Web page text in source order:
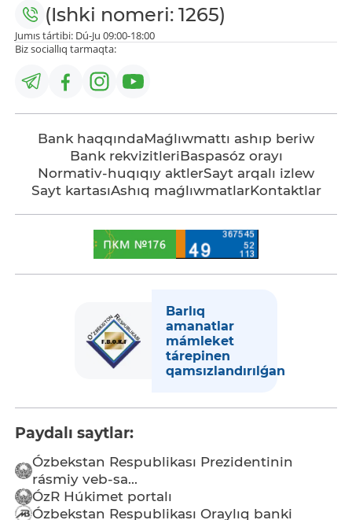
(Ishki nomeri: 1265)
Jumıs tártibi: Dú-Ju 09:00-18:00
Biz sociallıq tarmaqta:
Bank haqqındaMaǵlıwmattı ashıp beriw
Bank rekvizitleriBaspasóz orayı
Normativ-huqıqıy aktlerSayt arqalı izlew
Sayt kartasıAshıq maǵlıwmatlarKontaktlar
Barlıq
amanatlar
mámleket
tárepinen
qamsızlandırılǵan
Paydalı saytlar:
Ózbekstan Respublikası Prezidentinin
rásmiy veb-sa...
ÓzR Húkimet portalı
Ózbekstan Respublikası Oraylıq banki